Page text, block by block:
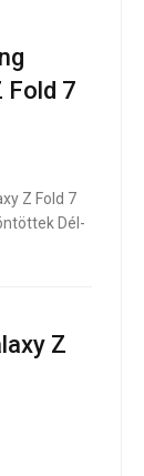
Fold 7
Z Fold 7
Dél-
Z